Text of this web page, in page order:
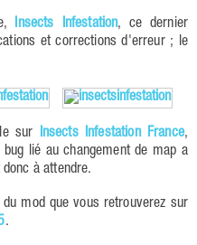
Insects Infestation, ce dernier
et corrections d'erreur ; le
sur Insects Infestation France,
lié au changement de map a
à attendre.
du mod que vous retrouverez sur
.